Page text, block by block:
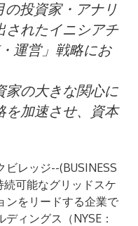
投資家・アナリ
されたイニシアチ
運営」戦略にお
家の大きな関心に
を加速させ、資本
ビレッジ--(BUSINESS
続可能なグリッドスケ
ンをリードする企業で
ィングス（NYSE：